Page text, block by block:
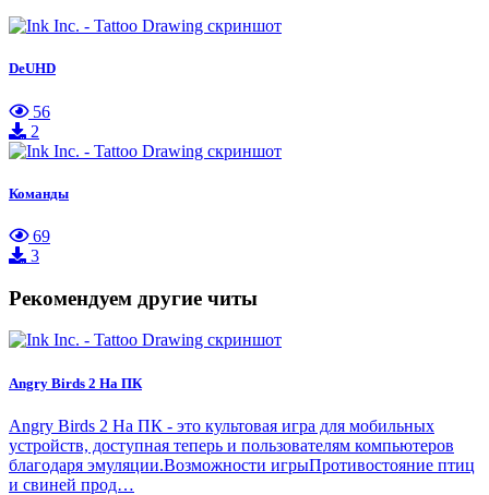
DeUHD
56
2
Команды
69
3
Рекомендуем другие читы
Angry Birds 2 На ПК
Angry Birds 2 На ПК - это культовая игра для мобильных
устройств, доступная теперь и пользователям компьютеров
благодаря эмуляции.Возможности игрыПротивостояние птиц
и свиней прод…